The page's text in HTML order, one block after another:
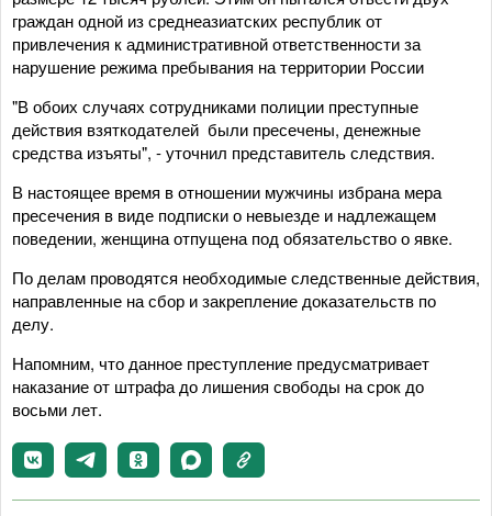
граждан одной из среднеазиатских республик от
привлечения к административной ответственности за
нарушение режима пребывания на территории России
"В обоих случаях сотрудниками полиции преступные
действия взяткодателей были пресечены, денежные
средства изъяты", - уточнил представитель следствия.
В настоящее время в отношении мужчины избрана мера
пресечения в виде подписки о невыезде и надлежащем
поведении, женщина отпущена под обязательство о явке.
По делам проводятся необходимые следственные действия,
направленные на сбор и закрепление доказательств по
делу.
Напомним, что данное преступление предусматривает
наказание от штрафа до лишения свободы на срок до
восьми лет.